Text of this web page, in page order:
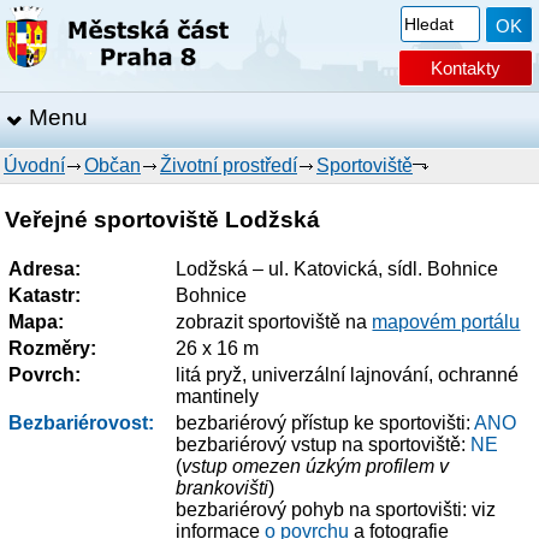
Kontakty
Menu
Úvodní Občan Životní prostředí Sportoviště
Veřejné sportoviště Lodžská
Adresa:
Lodžská – ul. Katovická, sídl. Bohnice
Katastr:
Bohnice
Mapa:
zobrazit sportoviště na mapovém portálu
Rozměry:
26 x 16 m
Povrch:
litá pryž, univerzální lajnování, ochranné
mantinely
Bezbariérovost:
bezbariérový přístup ke sportovišti:ANO
bezbariérový vstup na sportoviště: NE
(vstup omezen úzkým profilem v
brankovišti)
bezbariérový pohyb na sportovišti: viz
informaceo povrchu a fotografie